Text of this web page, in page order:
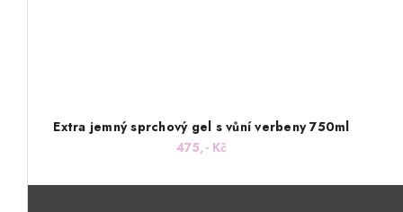
Extra jemný sprchový gel s vůní verbeny 750ml
475,- Kč